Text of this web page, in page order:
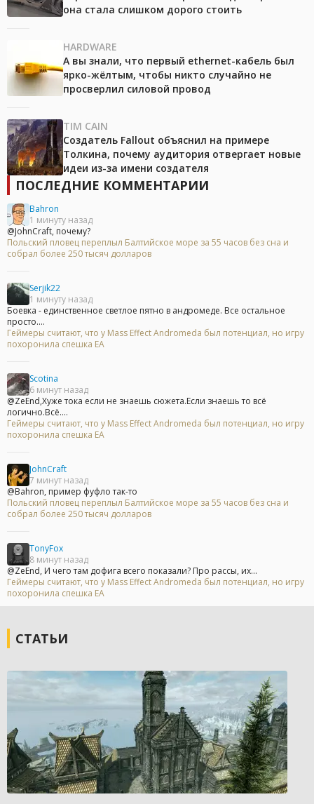
она стала слишком дорого стоить
HARDWARE
А вы знали, что первый ethernet-кабель был
ярко-жёлтым, чтобы никто случайно не
просверлил силовой провод
TIM CAIN
Создатель Fallout объяснил на примере
Толкина, почему аудитория отвергает новые
идеи из-за имени создателя
ПОСЛЕДНИЕ КОММЕНТАРИИ
Bahron
1 минуту назад
@JohnCraft, почему?
Польский пловец переплыл Балтийское море за 55 часов без сна и
собрал более 250 тысяч долларов
Serjik22
1 минуту назад
Боевка - единственное светлое пятно в андромеде. Все остальное
просто....
Геймеры считают, что у Mass Effect Andromeda был потенциал, но игру
похоронила спешка EA
Scotina
6 минут назад
@ZeEnd,Хуже тока если не знаешь сюжета.Если знаешь то всё
логично.Всё....
Геймеры считают, что у Mass Effect Andromeda был потенциал, но игру
похоронила спешка EA
JohnCraft
7 минут назад
@Bahron, пример фуфло так-то
Польский пловец переплыл Балтийское море за 55 часов без сна и
собрал более 250 тысяч долларов
TonyFox
8 минут назад
@ZeEnd, И чего там дофига всего показали? Про рассы, их...
Геймеры считают, что у Mass Effect Andromeda был потенциал, но игру
похоронила спешка EA
СТАТЬИ